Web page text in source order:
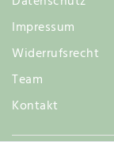
Impressum
Widerrufsrecht
Team
Kontakt